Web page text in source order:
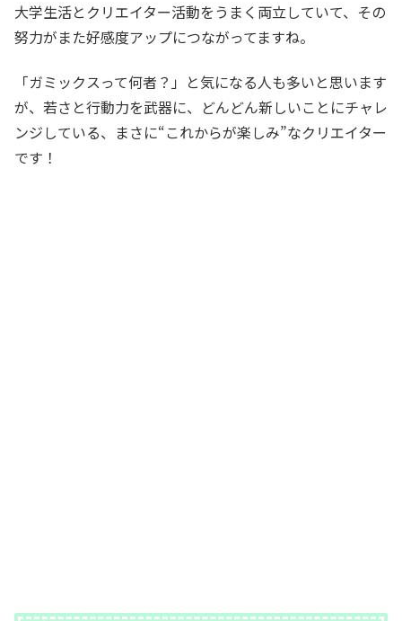
大学生活とクリエイター活動をうまく両立していて、その
努力がまた好感度アップにつながってますね。
「ガミックスって何者？」と気になる人も多いと思います
が、若さと行動力を武器に、どんどん新しいことにチャレ
ンジしている、まさに“これからが楽しみ”なクリエイター
です！